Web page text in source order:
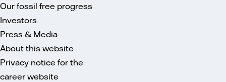
Our fossil free progress
Investors
Press & Media
About this website
Privacy notice for the
career website